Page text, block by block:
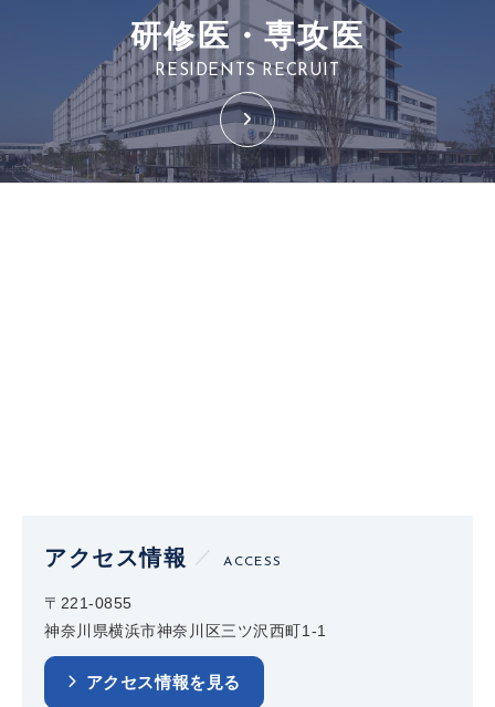
研修医・専攻医
RESIDENTS RECRUIT
アクセス情報 ACCESS
〒221-0855
神奈川県横浜市神奈川区三ツ沢西町1-1
アクセス情報を見る